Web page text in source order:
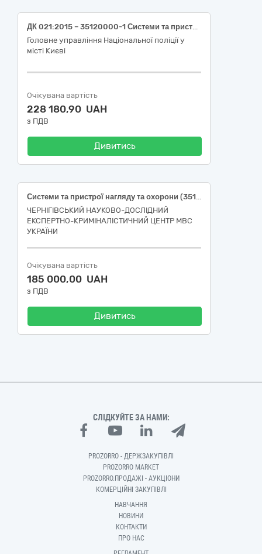
ДК 021:2015 – 35120000-1 Системи та пристрої нагляду та охорони (Обладнання для систем відеоспостереження)
Головне управління Національної поліції у
місті Києві
Очікувана вартість
228 180,90 UAH
з ПДВ
Дивитись
Системи та пристрої нагляду та охорони (35125300-2 Камери відеоспостереження для охоронних систем)
ЧЕРНІГІВСЬКИЙ НАУКОВО-ДОСЛІДНИЙ
ЕКСПЕРТНО-КРИМІНАЛІСТИЧНИЙ ЦЕНТР МВС
УКРАЇНИ
Очікувана вартість
185 000,00 UAH
з ПДВ
Дивитись
СЛІДКУЙТЕ ЗА НАМИ:
PROZORRO - ДЕРЖЗАКУПІВЛІ
PROZORRO MARKET
PROZORRO.ПРОДАЖІ - АУКЦІОНИ
КОМЕРЦІЙНІ ЗАКУПІВЛІ
НАВЧАННЯ
НОВИНИ
КОНТАКТИ
ПРО НАС